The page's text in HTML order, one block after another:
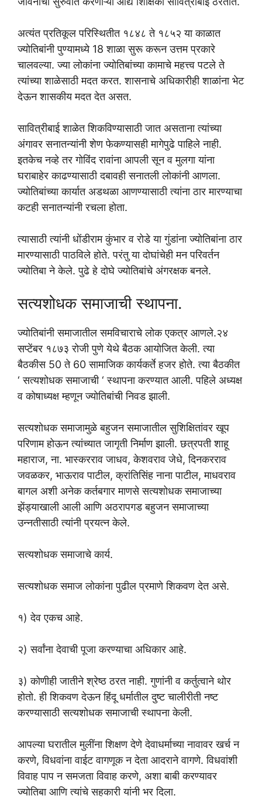
अत्यंत प्रतिकूल परिस्थितीत १८४८ ते १८५२ या काळात
ज्योतिबांनी पुण्यामध्ये 18 शाळा सुरू करून उत्तम प्रकारे
चालवल्या. ज्या लोकांना ज्योतिबांच्या कामाचे महत्त्व पटले ते
त्यांच्या शाळेसाठी मदत करत. शासनाचे अधिकारीही शाळांना भेट
देऊन शासकीय मदत देत असत.
सावित्रीबाई शाळेत शिकविण्यासाठी जात असताना त्यांच्या
अंगावर सनातन्यांनी शेण फेकण्यासही मागेपुढे पाहिले नाही.
इतकेच नव्हे तर गोविंद रावांना आपली सून व मुलगा यांना
घराबाहेर काढण्यासाठी दबावही सनातली लोकांनी आणला.
ज्योतिबांच्या कार्यात अडथळा आणण्यासाठी त्यांना ठार मारण्याचा
कटही सनातन्यांनी रचला होता.
त्यासाठी त्यांनी धोंडीराम कुंभार व रोडे या गुंडांना ज्योतिबांना ठार
मारण्यासाठी पाठविले होते. परंतु या दोघांचेही मन परिवर्तन
ज्योतिबा ने केले. पुढे हे दोघे ज्योतिबांचे अंगरक्षक बनले.
सत्यशोधक समाजाची स्थापना.
ज्योतिबांनी समाजातील समविचाराचे लोक एकत्र आणले.२४
सप्टेंबर १८७३ रोजी पुणे येथे बैठक आयोजित केली. त्या
बैठकीस 50 ते 60 सामाजिक कार्यकर्ते हजर होते. त्या बैठकीत
‘ सत्यशोधक समाजाची ‘ स्थापना करण्यात आली. पहिले अध्यक्ष
व कोषाध्यक्ष म्हणून ज्योतिबांची निवड झाली.
सत्यशोधक समाजामुळे बहुजन समाजातील सुशिक्षितांवर खूप
परिणाम होऊन त्यांच्यात जागृती निर्माण झाली. छत्रपती शाहू
महाराज, ना. भास्करराव जाधव, केशवराव जेधे, दिनकरराव
जवळकर, भाऊराव पाटील, क्रांतिसिंह नाना पाटील, माधवराव
बागल अशी अनेक कर्तबगार माणसे सत्यशोधक समाजाच्या
झेंड्याखाली आली आणि अठरापगड बहुजन समाजाच्या
उन्नतीसाठी त्यांनी प्रयत्न केले.
सत्यशोधक समाजाचे कार्य.
सत्यशोधक समाज लोकांना पुढील प्रमाणे शिकवण देत असे.
१) देव एकच आहे.
२) सर्वांना देवाची पूजा करण्याचा अधिकार आहे.
३) कोणीही जातीने श्रेष्ठ ठरत नाही. गुणांनी व कर्तुत्वाने थोर
होतो. ही शिकवण देऊन हिंदू धर्मातील दुष्ट चालीरीती नष्ट
करण्यासाठी सत्यशोधक समाजाची स्थापना केली.
आपल्या घरातील मुलींना शिक्षण देणे देवाधर्माच्या नावावर खर्च न
करणे, विधवांना वाईट वागणूक न देता आदराने वागणे. विधवांशी
विवाह पाप न समजता विवाह करणे, अशा बाबी करण्यावर
ज्योतिबा आणि त्यांचे सहकारी यांनी भर दिला.